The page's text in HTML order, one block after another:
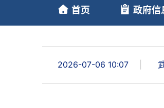
首页 政府信
2026-07-06 10:07